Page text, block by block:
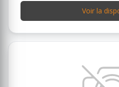
Voir la